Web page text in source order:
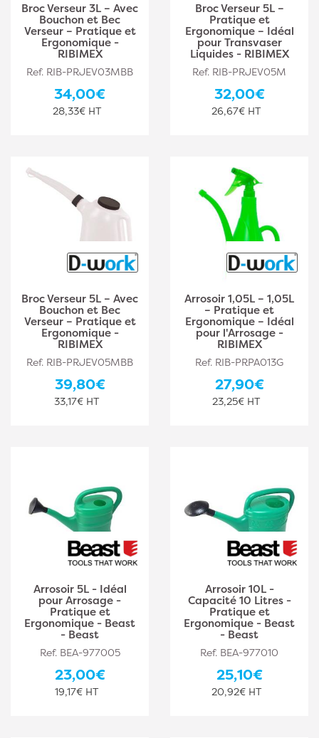
Broc Verseur 3L – Avec
Bouchon et Bec
Verseur – Pratique et
Ergonomique -
RIBIMEX
Ref. RIB-PRJEV03MBB
34,00€
28,33€ HT
Broc Verseur 5L –
Pratique et
Ergonomique – Idéal
pour Transvaser
Liquides - RIBIMEX
Ref. RIB-PRJEV05M
32,00€
26,67€ HT
Broc Verseur 5L – Avec
Bouchon et Bec
Verseur – Pratique et
Ergonomique -
RIBIMEX
Ref. RIB-PRJEV05MBB
39,80€
33,17€ HT
Arrosoir 1,05L – 1,05L
– Pratique et
Ergonomique – Idéal
pour l'Arrosage -
RIBIMEX
Ref. RIB-PRPA013G
27,90€
23,25€ HT
Arrosoir 5L - Idéal
pour Arrosage -
Pratique et
Ergonomique - Beast
- Beast
Ref. BEA-977005
23,00€
19,17€ HT
Arrosoir 10L -
Capacité 10 Litres -
Pratique et
Ergonomique - Beast
- Beast
Ref. BEA-977010
25,10€
20,92€ HT